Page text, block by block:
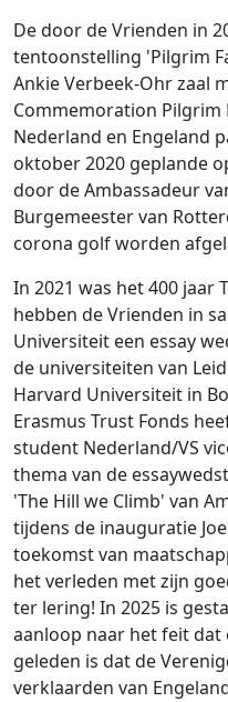
De door de Vrienden in
tentoonstelling 'Pilgrim
Ankie Verbeek-Ohr zaal
Commemoration Pilgrim
Nederland en Engeland
oktober 2020 geplande
door de Ambassadeur
Burgemeester van
corona golf worden
In 2021 was het 400 jaar
hebben de Vrienden in
Universiteit een essay
de universiteiten van
Harvard Universiteit in
Erasmus Trust Fonds
student Nederland/VS
thema van de
'The Hill we Climb' van
tijdens de inauguratie
toekomst van
het verleden met zijn
ter lering! In 2025 is
aanloop naar het feit dat
geleden is dat de
verklaarden van